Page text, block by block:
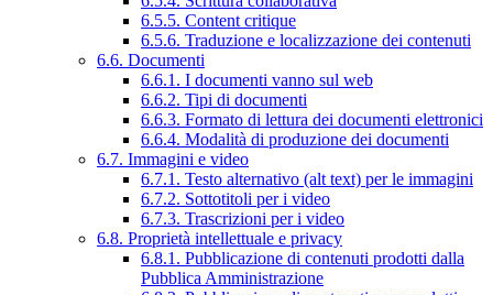
6.5.5. Content critique
6.5.6. Traduzione e localizzazione dei contenuti
6.6. Documenti
6.6.1. I documenti vanno sul web
6.6.2. Tipi di documenti
6.6.3. Formato di lettura dei documenti elettronici
6.6.4. Modalità di produzione dei documenti
6.7. Immagini e video
6.7.1. Testo alternativo (alt text) per le immagini
6.7.2. Sottotitoli per i video
6.7.3. Trascrizioni per i video
6.8. Proprietà intellettuale e privacy
6.8.1. Pubblicazione di contenuti prodotti dalla
Pubblica Amministrazione